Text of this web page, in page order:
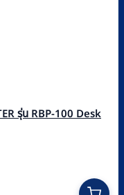
รุ่น RBP-100 Desk